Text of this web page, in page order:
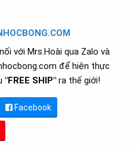
với Mrs.Hoài qua Zalo và
để hiện thực
"FREE SHIP" ra thế giới!
Facebook